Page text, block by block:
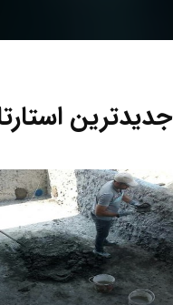
آموزش
جدیدترین